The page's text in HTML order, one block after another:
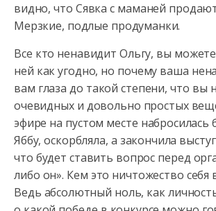
видно, что Сявка с маманей
Мерзкие, подлые продуманки.
Все кто ненавидит Ольгу, вы
ней как угодно, но почему ваша
вам глаза до такой степени, что вы
очевидных и довольно простых
эфире на пустом месте набросилась
Яббу, оскорбляла, а закончила
что будет ставить вопрос перед
либо он». Кем это ничтожество себя
Ведь абсолютный ноль, как